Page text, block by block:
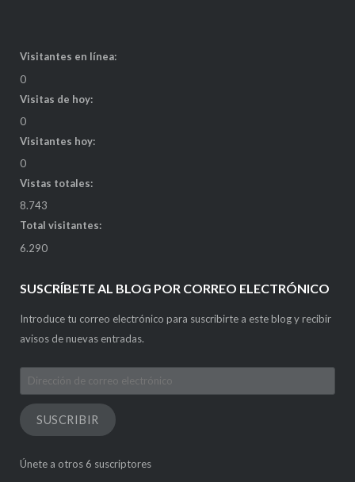
Visitantes en línea:
0
Visitas de hoy:
0
Visitantes hoy:
0
Vistas totales:
8.743
Total visitantes:
6.290
SUSCRÍBETE AL BLOG POR CORREO ELECTRÓNICO
Introduce tu correo electrónico para suscribirte a este blog y recibir
avisos de nuevas entradas.
Dirección
de
correo
electrónico
SUSCRIBIR
Únete a otros 6 suscriptores